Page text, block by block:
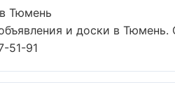
Тюмень
и доски в
51-91